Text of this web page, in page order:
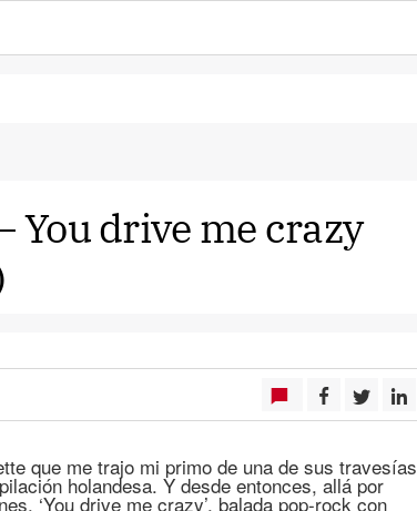
You drive me crazy
que me trajo mi primo de una de sus travesías
holandesa. Y desde entonces, allá por
‘You drive me crazy’, balada pop-rock con